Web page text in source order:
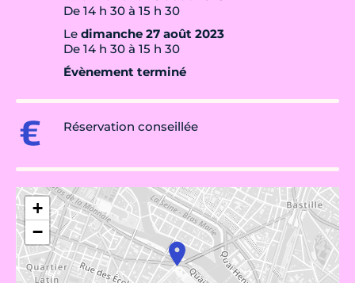
De 14 h 30 à 15 h 30
Le dimanche 27 août 2023
De 14 h 30 à 15 h 30
Évènement terminé
Réservation conseillée
+
−